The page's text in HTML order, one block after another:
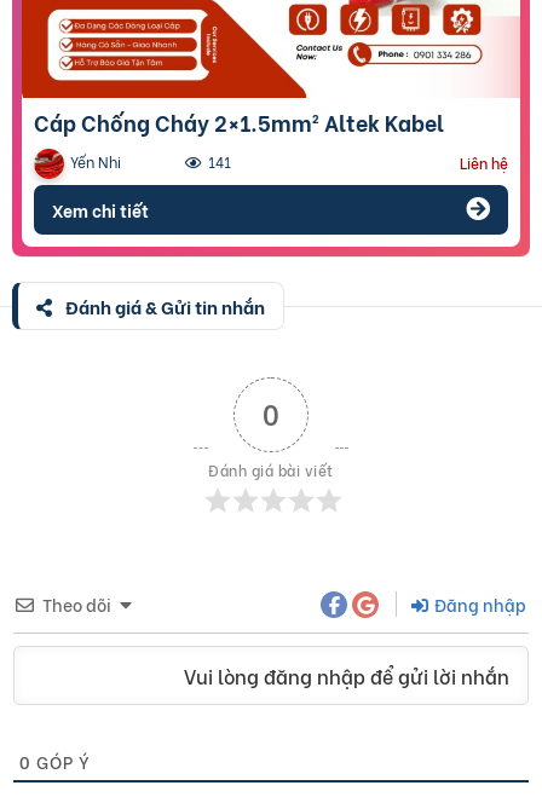
Cáp Chống Cháy 2×1.5mm² Altek Kabel
Yến Nhi 141 Liên hệ
Xem chi tiết
Đánh giá & Gửi tin nhắn
0
Đánh giá bài viết
Theo dõi Đăng nhập
Vui lòng đăng nhập để gửi lời nhắn
0 GÓP Ý